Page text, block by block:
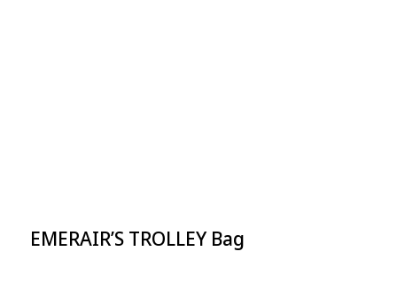
EMERAIR’S TROLLEY Bag